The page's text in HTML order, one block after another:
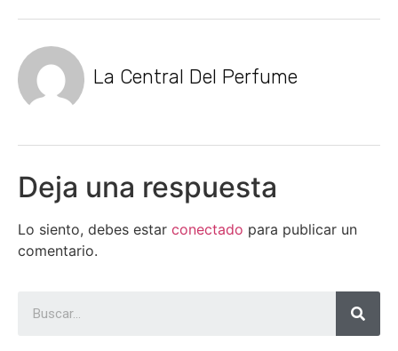
La Central Del Perfume
Deja una respuesta
Lo siento, debes estar conectado para publicar un
comentario.